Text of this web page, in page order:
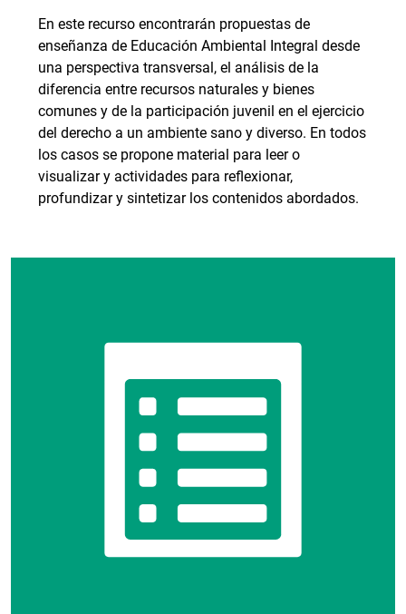
En este recurso encontrarán propuestas de
enseñanza de Educación Ambiental Integral desde
una perspectiva transversal, el análisis de la
diferencia entre recursos naturales y bienes
comunes y de la participación juvenil en el ejercicio
del derecho a un ambiente sano y diverso. En todos
los casos se propone material para leer o
visualizar y actividades para reflexionar,
profundizar y sintetizar los contenidos abordados.